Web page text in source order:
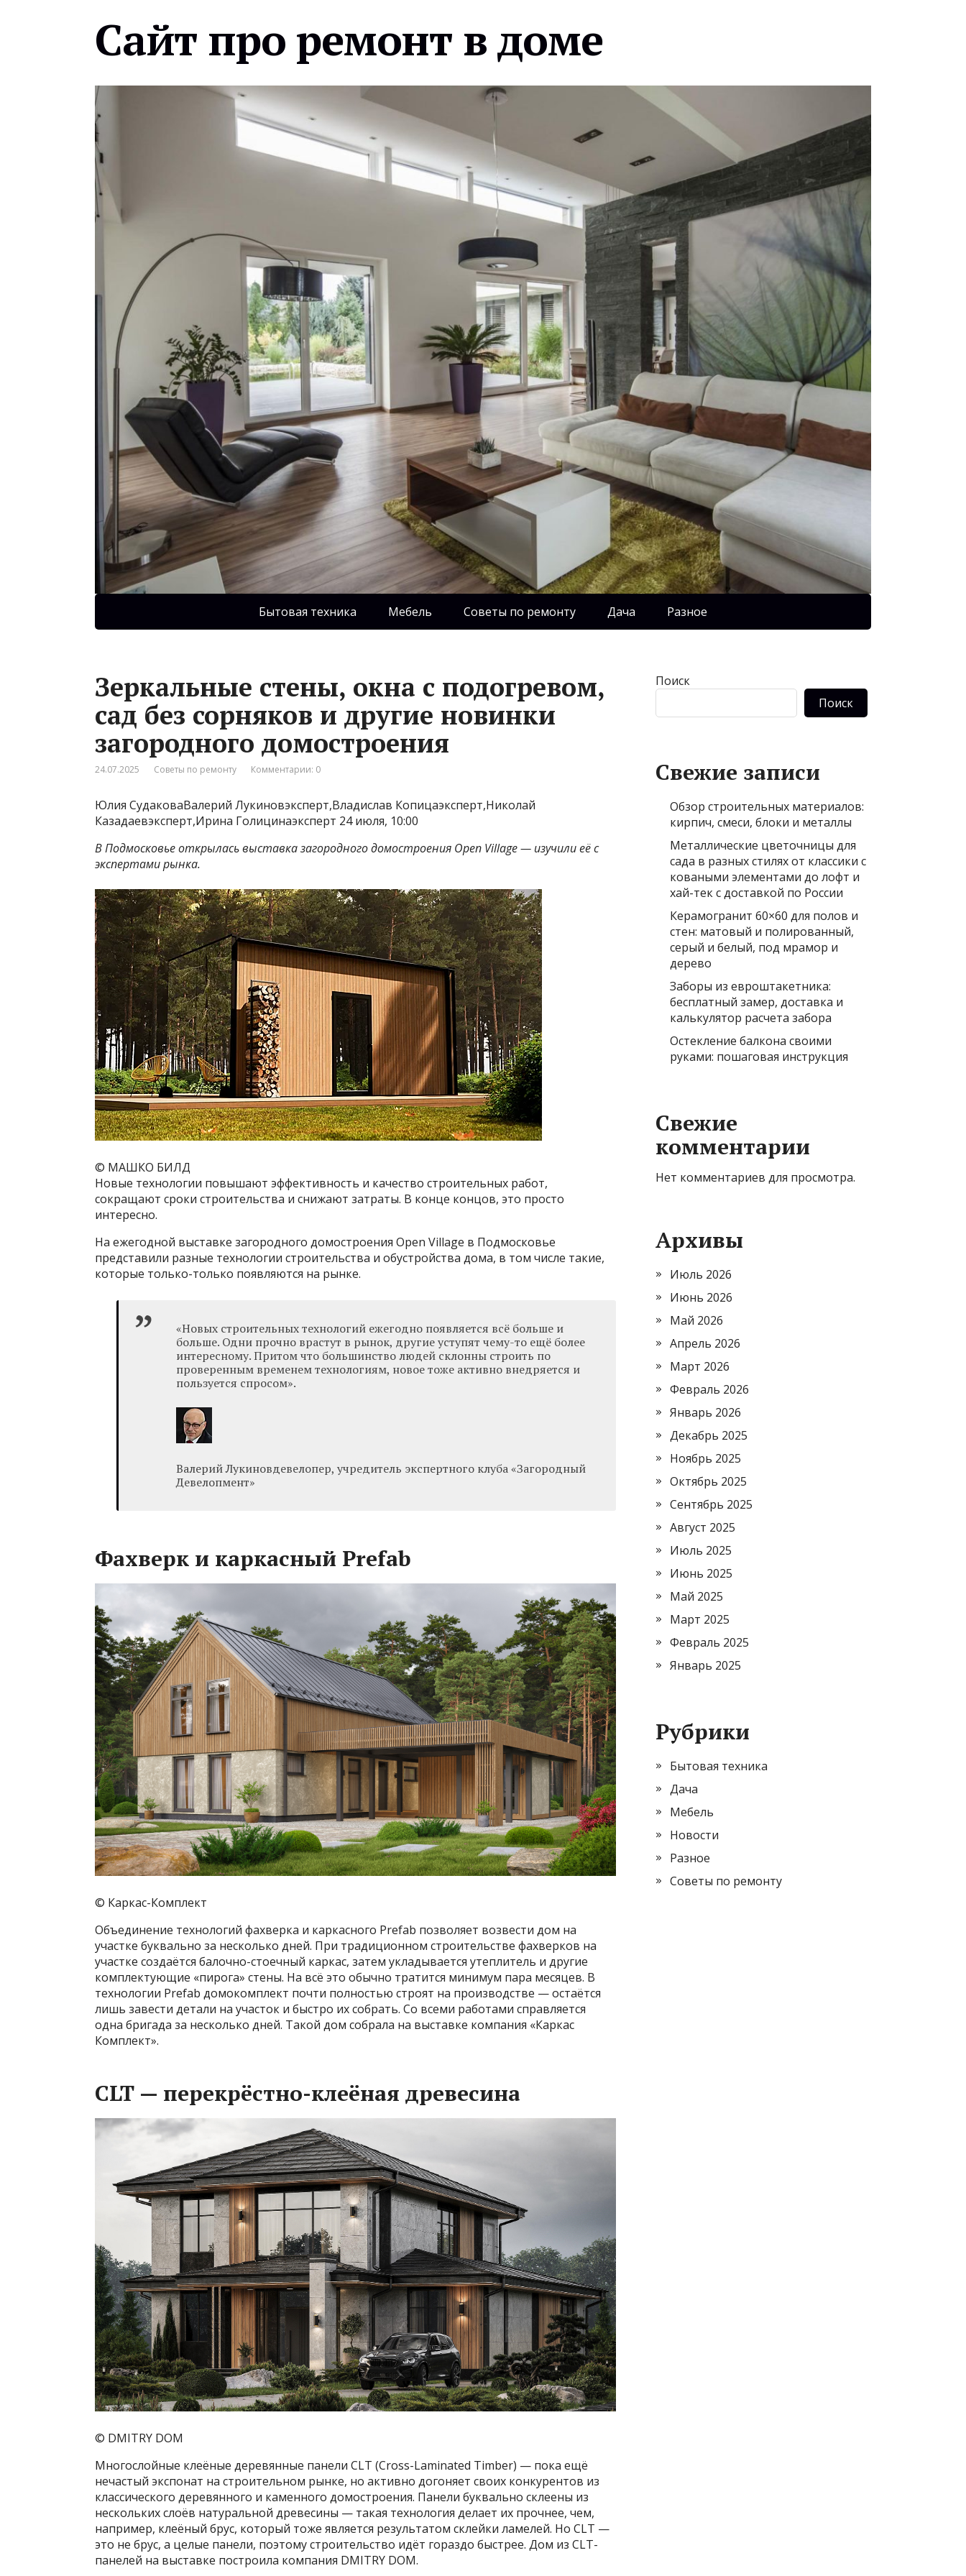
Сайт про ремонт в доме
Бытовая техника Мебель Советы по ремонту Дача Разное
Зеркальные стены, окна с подогревом,
сад без сорняков и другие новинки
загородного домостроения
24.07.2025 Советы по ремонту Комментарии: 0
Юлия СудаковаВалерий Лукиновэксперт,Владислав Копицаэксперт,Николай
Казадаевэксперт,Ирина Голицинаэксперт 24 июля, 10:00
В Подмосковье открылась выставка загородного домостроения Open Village — изучили её с
экспертами рынка.
© МАШКО БИЛД
Новые технологии повышают эффективность и качество строительных работ,
сокращают сроки строительства и снижают затраты. В конце концов, это просто
интересно.
На ежегодной выставке загородного домостроения Open Village в Подмосковье
представили разные технологии строительства и обустройства дома, в том числе такие,
которые только-только появляются на рынке.
«Новых строительных технологий ежегодно появляется всё больше и
больше. Одни прочно врастут в рынок, другие уступят чему-то ещё более
интересному. Притом что большинство людей склонны строить по
проверенным временем технологиям, новое тоже активно внедряется и
пользуется спросом».
Валерий Лукиновдевелопер, учредитель экспертного клуба «Загородный
Девелопмент»
Фахверк и каркасный Prefab
© Каркас-Комплект
Объединение технологий фахверка и каркасного Prefab позволяет возвести дом на
участке буквально за несколько дней. При традиционном строительстве фахверков на
участке создаётся балочно-стоечный каркас, затем укладывается утеплитель и другие
комплектующие «пирога» стены. На всё это обычно тратится минимум пара месяцев. В
технологии Prefab домокомплект почти полностью строят на производстве — остаётся
лишь завести детали на участок и быстро их собрать. Со всеми работами справляется
одна бригада за несколько дней. Такой дом собрала на выставке компания «Каркас
Комплект».
CLT — перекрёстно-клеёная древесина
© DMITRY DOM
Многослойные клеёные деревянные панели CLT (Cross-Laminated Timber) — пока ещё
нечастый экспонат на строительном рынке, но активно догоняет своих конкурентов из
классического деревянного и каменного домостроения. Панели буквально склеены из
нескольких слоёв натуральной древесины — такая технология делает их прочнее, чем,
например, клеёный брус, который тоже является результатом склейки ламелей. Но CLT —
это не брус, а целые панели, поэтому строительство идёт гораздо быстрее. Дом из CLT-
панелей на выставке построила компания DMITRY DOM.
Поиск
Поиск
Свежие записи
Обзор строительных материалов:
кирпич, смеси, блоки и металлы
Металлические цветочницы для
сада в разных стилях от классики с
коваными элементами до лофт и
хай-тек с доставкой по России
Керамогранит 60×60 для полов и
стен: матовый и полированный,
серый и белый, под мрамор и
дерево
Заборы из евроштакетника:
бесплатный замер, доставка и
калькулятор расчета забора
Остекление балкона своими
руками: пошаговая инструкция
Свежие
комментарии
Нет комментариев для просмотра.
Архивы
Июль 2026
Июнь 2026
Май 2026
Апрель 2026
Март 2026
Февраль 2026
Январь 2026
Декабрь 2025
Ноябрь 2025
Октябрь 2025
Сентябрь 2025
Август 2025
Июль 2025
Июнь 2025
Май 2025
Март 2025
Февраль 2025
Январь 2025
Рубрики
Бытовая техника
Дача
Мебель
Новости
Разное
Советы по ремонту